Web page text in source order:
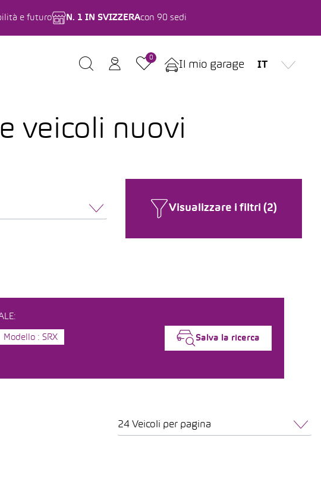
e futuro N. 1 IN SVIZZERAcon 90 sedi
0
Il mio garage IT
veicoli nuovi
Visualizzare i filtri (2)
Modello : SRX Salva la ricerca
24 Veicoli per pagina